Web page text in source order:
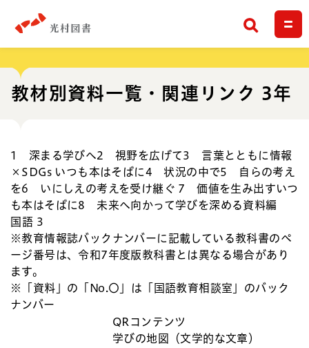
検索
教材別資料一覧・関連リンク 3年
1 深まる学びへ2 視野を広げて3 言葉とともに情報
×SDGs いつも本はそばに4 状況の中で5 自らの考え
を6 いにしえの考えを受け継ぐ 7 価値を生み出すいつ
も本はそばに8 未来へ向かって学びを深める資料編
国語 3
※教育情報誌バックナンバーに記載している教科書のペ
ージ番号は、令和7年度版教科書とは異なる場合があり
ます。
※「資料」の「No.〇」は「国語教育相談室」のバック
ナンバー
QRコンテンツ
学びの地図（文学的な文章）